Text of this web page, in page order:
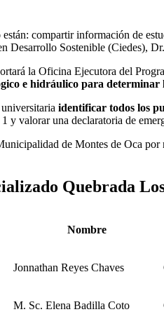
compartir información de
Desarrollo Sostenible (Ciedes),
la Oficina Ejecutora del
e hidráulico para determinar
identificar todos los
y valorar una declaratoria de
de Montes de Oca
Quebrada
Nombre
Jonnathan Reyes Chaves
M. Sc. Elena Badilla Coto